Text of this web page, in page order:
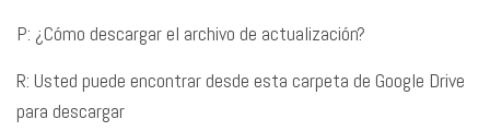
P: ¿Cómo descargar el archivo de actualización?
R: Usted puede encontrar desde esta carpeta de Google Drive
para descargar